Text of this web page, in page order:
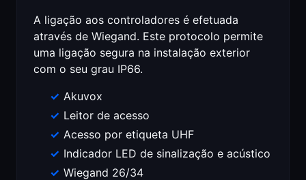
A ligação aos controladores é efetuada
através de Wiegand. Este protocolo permite
uma ligação segura na instalação exterior
com o seu grau IP66.
Akuvox
Leitor de acesso
Acesso por etiqueta UHF
Indicador LED de sinalização e acústico
Wiegand 26/34